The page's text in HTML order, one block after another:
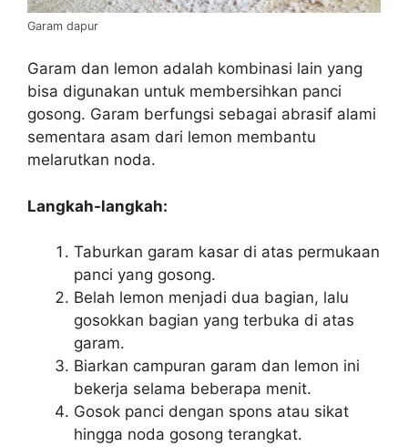
Garam dapur
Garam dan lemon adalah kombinasi lain yang
bisa digunakan untuk membersihkan panci
gosong. Garam berfungsi sebagai abrasif alami
sementara asam dari lemon membantu
melarutkan noda.
Langkah-langkah:
Taburkan garam kasar di atas permukaan
panci yang gosong.
Belah lemon menjadi dua bagian, lalu
gosokkan bagian yang terbuka di atas
garam.
Biarkan campuran garam dan lemon ini
bekerja selama beberapa menit.
Gosok panci dengan spons atau sikat
hingga noda gosong terangkat.